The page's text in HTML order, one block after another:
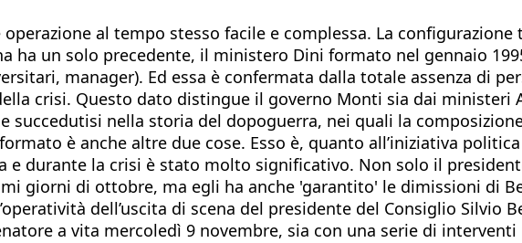
al tempo stesso facile e complessa. La
ha un solo precedente, il ministero Dini formato nel gennaio
manager). Ed essa è confermata dalla totale assenza di
crisi. Questo dato distingue il governo Monti sia dai ministeri
succedutisi nella storia del dopoguerra, nei quali la
è anche altre due cose. Esso è, quanto all’iniziativa
e durante la crisi è stato molto significativo. Non solo il
giorni di ottobre, ma egli ha anche 'garantito' le dimissioni di
dell’uscita di scena del presidente del Consiglio
a vita mercoledì 9 novembre, sia con una serie di